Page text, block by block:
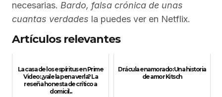
necesarias. Bardo, falsa crónica de unas
cuantas verdades la puedes ver en Netflix.
Artículos relevantes
La casa de los espíritus en Prime
Video: ¿vale la pena verla? La
reseña honesta de crítico a
domicil...
Drácula enamorado: Una historia
de amor Kitsch